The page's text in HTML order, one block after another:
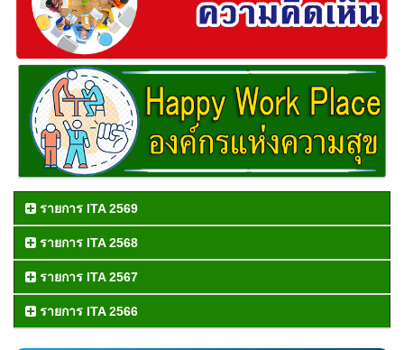
รายการ ITA 2569
รายการ ITA 2568
รายการ ITA 2567
รายการ ITA 2566